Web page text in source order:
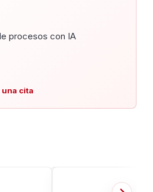
procesos con IA
una cita